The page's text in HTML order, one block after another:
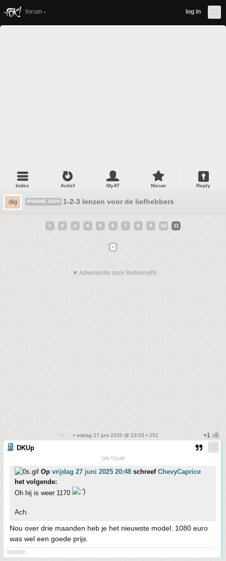
forum log in
Index Actief MyAT Nieuw Reply
dig IPHONE #309 1-2-3 lenzen voor de liefhebbers
1 2 3 4 5 6 7 8 9 10 11
▼ Advertentie door Refinery89
• vrijdag 27 juni 2025 @ 23:03 • 251
DKUp
ON TOUR
Op vrijdag 27 juni 2025 20:48 schreef ChevyCaprice
het volgende:
Oh hij is weer 1170
Ach.
Nou over drie maanden heb je het nieuwste model. 1080 euro
was wel een goede prijs.
SOONY